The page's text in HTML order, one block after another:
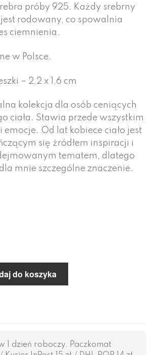
próby 925. Każdy srebrny
jest rodowany, co spowalnia
ciemnienia.
w Polsce.
– 2,2 x 1,6 cm
kolekcja dla osób ceniących
ciała. Stawia przede wszystkim
Od lat kobiece ciało jest
się źródłem inspiracji i
tematem, dlatego
mnie szczególne znaczenie.
do koszyka
1 dzień roboczy. Paczkomat